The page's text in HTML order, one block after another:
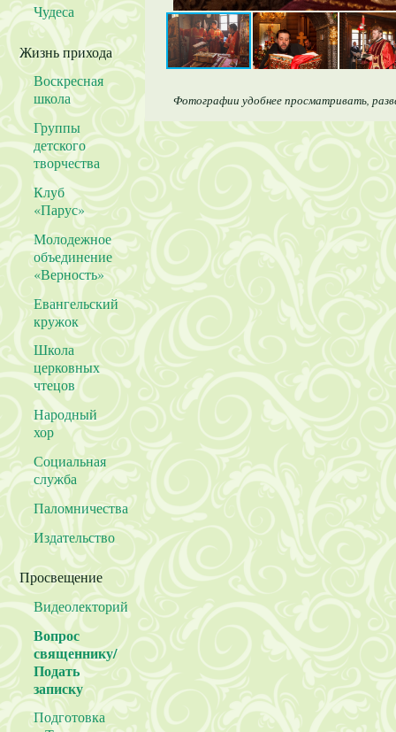
Чудеса
Жизнь прихода
Воскресная
школа
Группы
детского
творчества
Клуб
«Парус»
Молодежное
объединение
«Верность»
Евангельский
кружок
Школа
церковных
чтецов
Народный
хор
Социальная
служба
Паломничества
Издательство
Просвещение
Видеолекторий
Вопрос
священнику/
Подать
записку
Подготовка
Фотографии удобнее просматривать,